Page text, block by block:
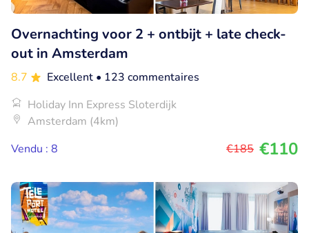
Overnachting voor 2 + ontbijt + late check-
out in Amsterdam
8.7 Excellent • 123 commentaires
Holiday Inn Express Sloterdijk
Amsterdam (4km)
Vendu : 8
€185 €110